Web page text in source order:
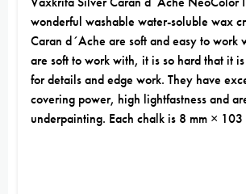
wonderful washable water-soluble wax
Caran d´Ache are soft and easy to work
are soft to work with, it is so hard that it
for details and edge work. They have
covering power, high lightfastness and
underpainting. Each chalk is 8 mm × 103